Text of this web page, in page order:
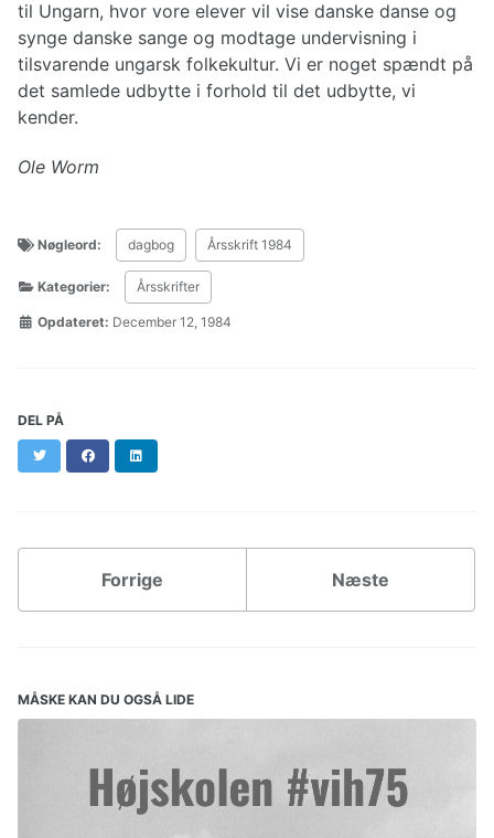
til Ungarn, hvor vore elever vil vise danske danse og
synge danske sange og modtage undervisning i
tilsvarende ungarsk folkekultur. Vi er noget spændt på
det samlede udbytte i forhold til det udbytte, vi
kender.
Ole Worm
Nøgleord: dagbog Årsskrift 1984
Kategorier: Årsskrifter
Opdateret: December 12, 1984
DEL PÅ
Twitter Facebook
Forrige Næste
MÅSKE KAN DU OGSÅ LIDE